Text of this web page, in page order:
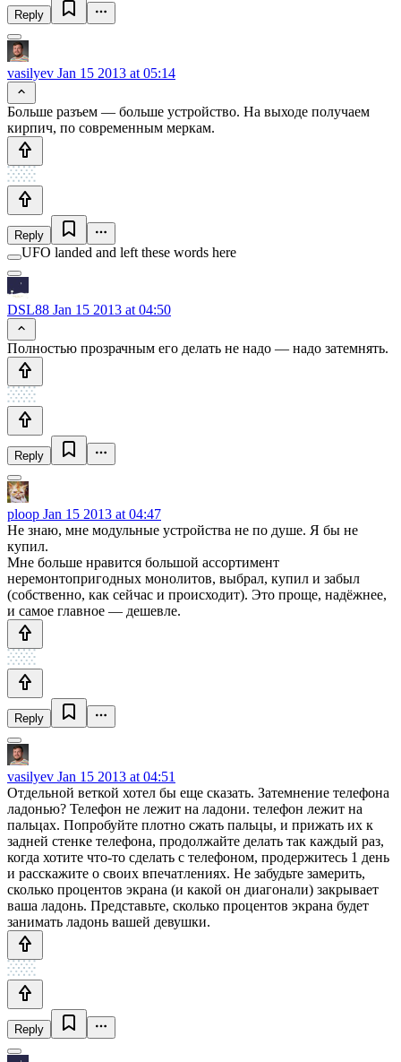
Reply
vasilyev Jan 15 2013 at 05:14
Больше разъем — больше устройство. На выходе получаем
кирпич, по современным меркам.
Reply
UFO landed and left these words here
DSL88 Jan 15 2013 at 04:50
Полностью прозрачным его делать не надо — надо затемнять.
Reply
ploop Jan 15 2013 at 04:47
Не знаю, мне модульные устройства не по душе. Я бы не
купил.
Мне больше нравится большой ассортимент
неремонтопригодных монолитов, выбрал, купил и забыл
(собственно, как сейчас и происходит). Это проще, надёжнее,
и самое главное — дешевле.
Reply
vasilyev Jan 15 2013 at 04:51
Отдельной веткой хотел бы еще сказать. Затемнение телефона
ладонью? Телефон не лежит на ладони. телефон лежит на
пальцах. Попробуйте плотно сжать пальцы, и прижать их к
задней стенке телефона, продолжайте делать так каждый раз,
когда хотите что-то сделать с телефоном, продержитесь 1 день
и расскажите о своих впечатлениях. Не забудьте замерить,
сколько процентов экрана (и какой он диагонали) закрывает
ваша ладонь. Представьте, сколько процентов экрана будет
занимать ладонь вашей девушки.
Reply